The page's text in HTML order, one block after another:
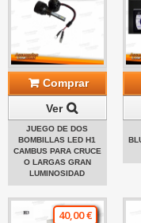
Comprar
Ver
JUEGO DE DOS
BOMBILLAS LED H1
CAMBUS PARA CRUCE
O LARGAS GRAN
LUMINOSIDAD
40,00 €